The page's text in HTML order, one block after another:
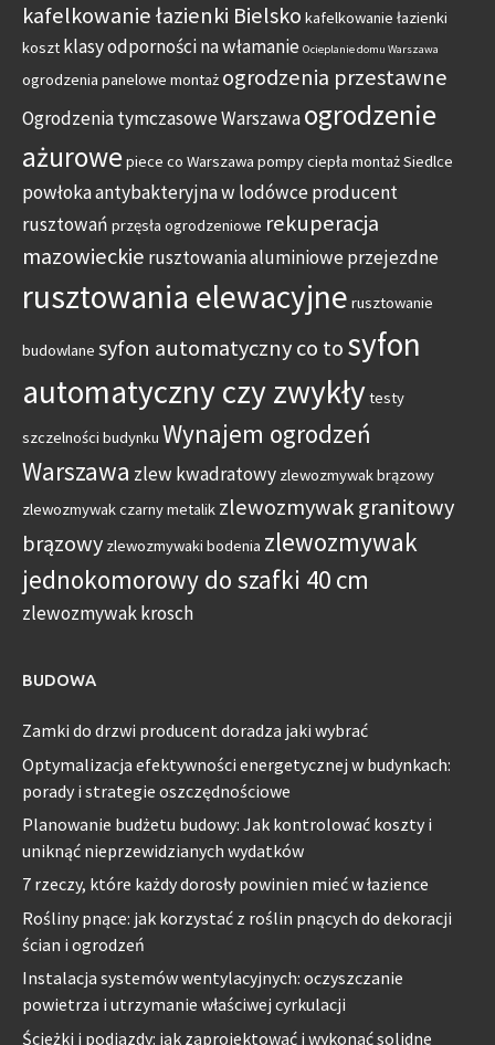
kafelkowanie łazienki Bielsko kafelkowanie łazienki
koszt klasy odporności na włamanie Ocieplanie domu Warszawa
ogrodzenia panelowe montaż ogrodzenia przestawne
Ogrodzenia tymczasowe Warszawaogrodzenie
ażurowepiece co Warszawa pompy ciepła montaż Siedlce
powłoka antybakteryjna w lodówceproducent
rusztowań przęsła ogrodzeniowe rekuperacja
mazowieckie rusztowania aluminiowe przejezdne
rusztowania elewacyjne rusztowanie
budowlane syfon automatyczny co tosyfon
automatyczny czy zwykłytesty
szczelności budynku Wynajem ogrodzeń
Warszawa zlew kwadratowy zlewozmywak brązowy
zlewozmywak czarny metalik zlewozmywak granitowy
brązowy zlewozmywaki bodenia zlewozmywak
jednokomorowy do szafki 40 cm
zlewozmywak krosch
BUDOWA
Zamki do drzwi producent doradza jaki wybrać
Optymalizacja efektywności energetycznej w budynkach:
porady i strategie oszczędnościowe
Planowanie budżetu budowy: Jak kontrolować koszty i
uniknąć nieprzewidzianych wydatków
7 rzeczy, które każdy dorosły powinien mieć w łazience
Rośliny pnące: jak korzystać z roślin pnących do dekoracji
ścian i ogrodzeń
Instalacja systemów wentylacyjnych: oczyszczanie
powietrza i utrzymanie właściwej cyrkulacji
Ścieżki i podjazdy: jak zaprojektować i wykonać solidne